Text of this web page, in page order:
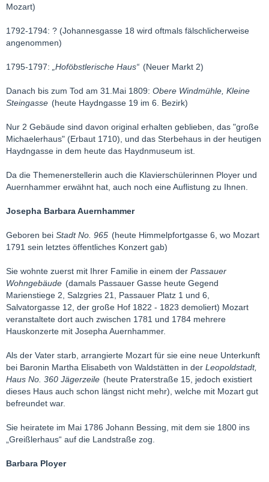
Mozart)
1792-1794: ? (Johannesgasse 18 wird oftmals fälschlicherweise
angenommen)
1795-1797: „Hoföbstlerische Haus“ (Neuer Markt 2)
Danach bis zum Tod am 31.Mai 1809: Obere Windmühle, Kleine
Steingasse (heute Haydngasse 19 im 6. Bezirk)
Nur 2 Gebäude sind davon original erhalten geblieben, das "große
Michaelerhaus" (Erbaut 1710), und das Sterbehaus in der heutigen
Haydngasse in dem heute das Haydnmuseum ist.
Da die Themenerstellerin auch die Klavierschülerinnen Ployer und
Auernhammer erwähnt hat, auch noch eine Auflistung zu Ihnen.
Josepha Barbara Auernhammer
Geboren bei Stadt No. 965 (heute Himmelpfortgasse 6, wo Mozart
1791 sein letztes öffentliches Konzert gab)
Sie wohnte zuerst mit Ihrer Familie in einem der Passauer
Wohngebäude (damals Passauer Gasse heute Gegend
Marienstiege 2, Salzgries 21, Passauer Platz 1 und 6,
Salvatorgasse 12, der große Hof 1822 - 1823 demoliert) Mozart
veranstaltete dort auch zwischen 1781 und 1784 mehrere
Hauskonzerte mit Josepha Auernhammer.
Als der Vater starb, arrangierte Mozart für sie eine neue Unterkunft
bei Baronin Martha Elisabeth von Waldstätten in der Leopoldstadt,
Haus No. 360 Jägerzeile (heute Praterstraße 15, jedoch existiert
dieses Haus auch schon längst nicht mehr), welche mit Mozart gut
befreundet war.
Sie heiratete im Mai 1786 Johann Bessing, mit dem sie 1800 ins
„Greißlerhaus“ auf die Landstraße zog.
Barbara Ployer